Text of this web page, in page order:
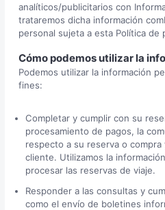
analíticos/publicitarios con
trataremos dicha información
personal sujeta a esta Política de
Cómo podemos utilizar la
Podemos utilizar la información
fines:
Completar y cumplir con su
procesamiento de pagos, la
respecto a su reserva o
cliente. Utilizamos la
procesar las reservas de viaje.
Responder a las consultas y
como el envío de boletines